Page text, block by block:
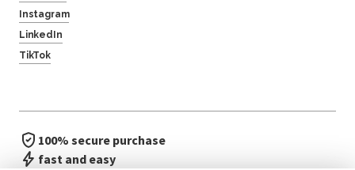
Instagram
LinkedIn
TikTok
100% secure purchase
fast and easy